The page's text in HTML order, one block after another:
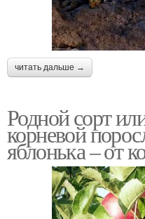
читать дальше →
Родной сорт
корневой
яблонька – от